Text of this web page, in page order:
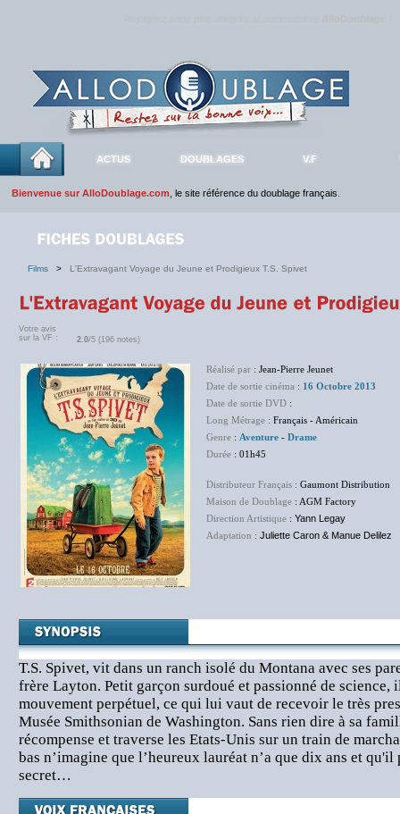
ACTUS DOUBLAGES V.F
Bienvenue sur AlloDoublage.com , le site référence du doublage français.
Films > L'Extravagant Voyage du Jeune et Prodigieux T.S. Spivet
Votre avis
sur la VF :
2.0/5 (196 notes)
Réalisé par : Jean-Pierre Jeunet
Date de sortie cinéma : 16 Octobre 2013
Date de sortie DVD :
Long Métrage : Français - Américain
Genre : Aventure - Drame
Durée : 01h45
Distributeur Français : Gaumont Distribution
Maison de Doublage : AGM Factory
Direction Artistique : Yann Legay
Adaptation : Juliette Caron & Manue Delilez
T.S. Spivet, vit dans un ranch isolé du Montana avec ses
frère Layton. Petit garçon surdoué et passionné de science,
mouvement perpétuel, ce qui lui vaut de recevoir le très
Musée Smithsonian de Washington. Sans rien dire à sa
récompense et traverse les Etats-Unis sur un train de
bas n’imagine que l’heureux lauréat n’a que dix ans et
secret…